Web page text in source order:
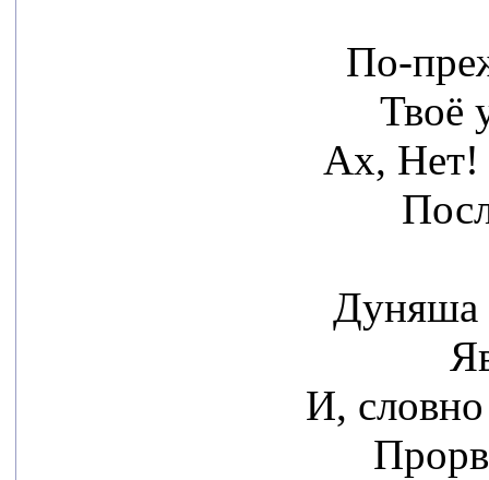
По-
Твоё
Ах, Нет!
Дуняша
И, словно